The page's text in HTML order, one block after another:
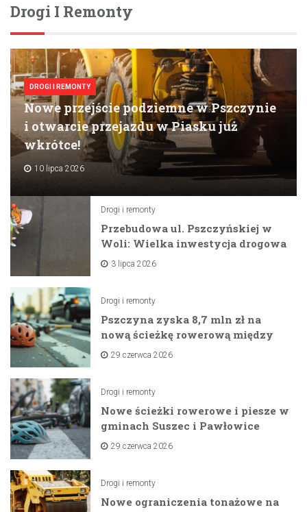
Drogi I Remonty
DROGI I REMONTY
Nowe przejście podziemne w Pszczynie
i otwarcie przejazdu w Piasku już
wkrótce!
10 lipca 2026
Drogi i remonty
Przebudowa ul. Pszczyńskiej w
Woli: Wielka inwestycja drogowa
na horyzoncie
3 lipca 2026
Drogi i remonty
Pszczyna zyska 8,7 mln zł na
nową ścieżkę rowerową między
zaporami
29 czerwca 2026
Drogi i remonty
Nowe ścieżki rowerowe i piesze w
gminach Suszec i Pawłowice
dzięki unijnemu wsparciu
29 czerwca 2026
Drogi i remonty
Nowe ograniczenia tonażowe na